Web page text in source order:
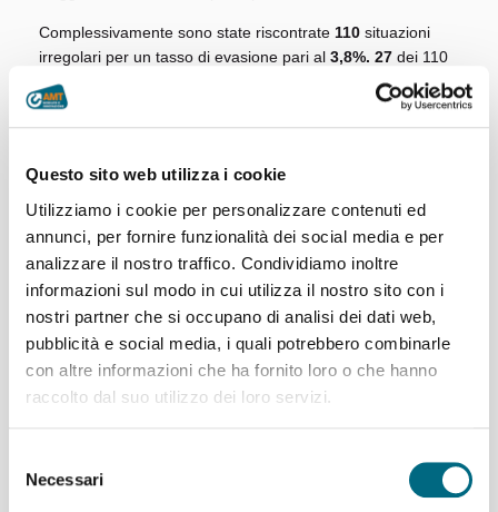
Questo sito web utilizza i cookie
Utilizziamo i cookie per personalizzare contenuti ed
annunci, per fornire funzionalità dei social media e per
analizzare il nostro traffico. Condividiamo inoltre
informazioni sul modo in cui utilizza il nostro sito con i
nostri partner che si occupano di analisi dei dati web,
pubblicità e social media, i quali potrebbero combinarle
con altre informazioni che ha fornito loro o che hanno
raccolto dal suo utilizzo dei loro servizi.
delNecessari
Complessivamente sono state riscontrate 110 situazioni
irregolari per un tasso di evasione pari al 3,8%. 27 dei 110
sanzionati hanno regolarizzato immediatamente la loro
posizione pagando al Verificatore l’oblazione di euro 41,50.
cardine del piano dell’Azienda nella lotta all’evasione
Verificatori è rappresentato dal supporto della Polizia
Municipale: la presenza degli agenti consente infatti una più
efficace identificazione dei trasgressori e delle false
dichiarazioni di identità.
04/10/2019